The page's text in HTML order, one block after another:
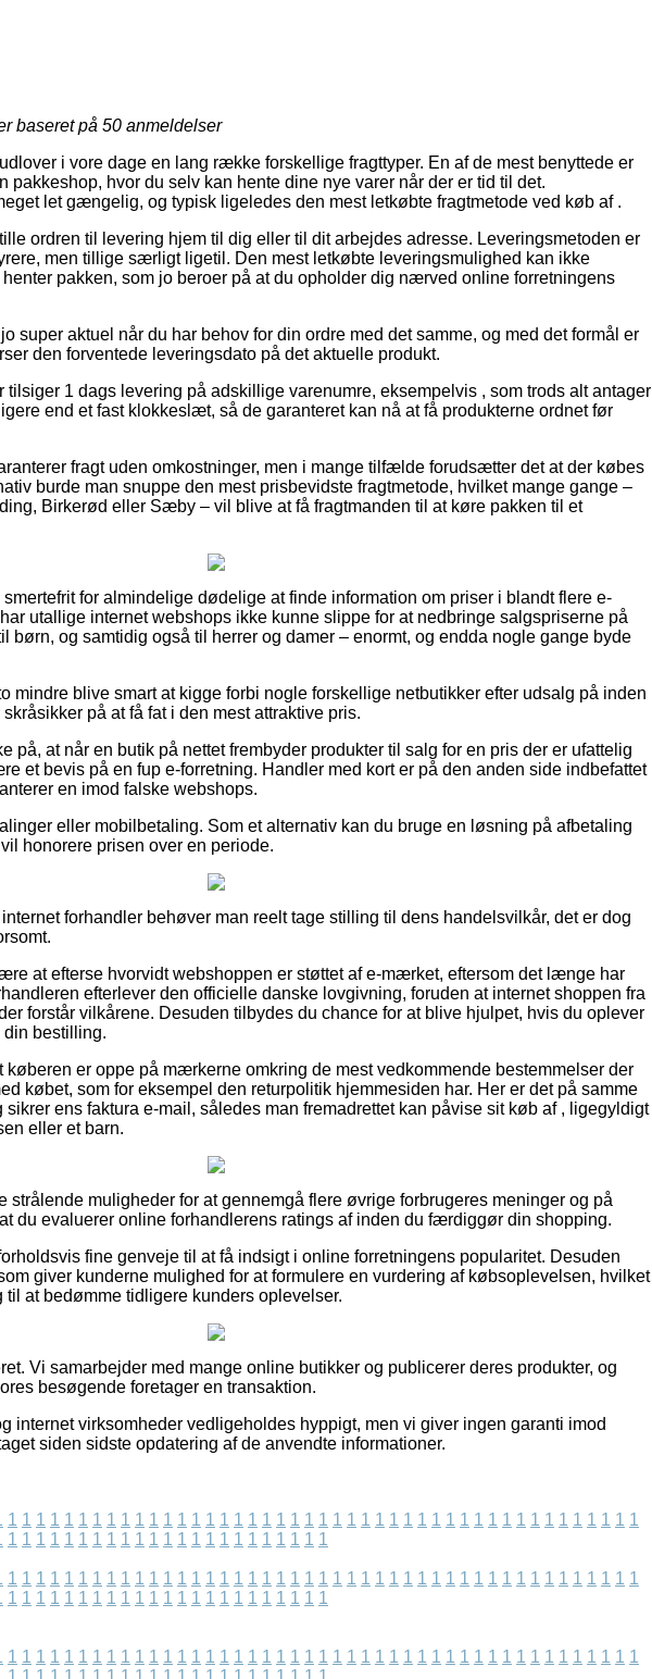
baseret på 50 anmeldelser
i vore dage en lang række forskellige fragttyper. En af de mest benyttede er
pakkeshop, hvor du selv kan hente dine nye varer når der er tid til det.
let gængelig, og typisk ligeledes den mest letkøbte fragtmetode ved køb af .
ordren til levering hjem til dig eller til dit arbejdes adresse. Leveringsmetoden er
men tillige særligt ligetil. Den mest letkøbte leveringsmulighed kan ikke
pakken, som jo beroer på at du opholder dig nærved online forretningens
super aktuel når du har behov for din ordre med det samme, og med det formål er
den forventede leveringsdato på det aktuelle produkt.
tilsiger 1 dags levering på adskillige varenumre, eksempelvis , som trods alt antager
end et fast klokkeslæt, så de garanteret kan nå at få produkterne ordnet før
fragt uden omkostninger, men i mange tilfælde forudsætter det at der købes
burde man snuppe den mest prisbevidste fragtmetode, hvilket mange gange –
Birkerød eller Sæby – vil blive at få fragtmanden til at køre pakken til et
for almindelige dødelige at finde information om priser i blandt flere e-
utallige internet webshops ikke kunne slippe for at nedbringe salgspriserne på
børn, og samtidig også til herrer og damer – enormt, og endda nogle gange byde
mindre blive smart at kigge forbi nogle forskellige netbutikker efter udsalg på inden
på at få fat i den mest attraktive pris.
på, at når en butik på nettet frembyder produkter til salg for en pris der er ufattelig
et bevis på en fup e-forretning. Handler med kort er på den anden side indbefattet
en imod falske webshops.
eller mobilbetaling. Som et alternativ kan du bruge en løsning på afbetaling
honorere prisen over en periode.
forhandler behøver man reelt tage stilling til dens handelsvilkår, det er dog
at efterse hvorvidt webshoppen er støttet af e-mærket, eftersom det længe har
efterlever den officielle danske lovgivning, foruden at internet shoppen fra
forstår vilkårene. Desuden tilbydes du chance for at blive hjulpet, hvis du oplever
bestilling.
køberen er oppe på mærkerne omkring de mest vedkommende bestemmelser der
købet, som for eksempel den returpolitik hjemmesiden har. Her er det på samme
sikrer ens faktura e-mail, således man fremadrettet kan påvise sit køb af , ligegyldigt
eller et barn.
strålende muligheder for at gennemgå flere øvrige forbrugeres meninger og på
du evaluerer online forhandlerens ratings af inden du færdiggør din shopping.
fine genveje til at få indsigt i online forretningens popularitet. Desuden
giver kunderne mulighed for at formulere en vurdering af købsoplevelsen, hvilket
til at bedømme tidligere kunders oplevelser.
Vi samarbejder med mange online butikker og publicerer deres produkter, og
besøgende foretager en transaktion.
internet virksomheder vedligeholdes hyppigt, men vi giver ingen garanti imod
siden sidste opdatering af de anvendte informationer.
1 1 1 1 1 1 1 1 1 1 1 1 1 1 1 1 1 1 1 1 1 1 1 1 1 1 1 1 1 1 1 1 1 1 1 1 1 1 1 1 1 1 1 1 1
1 1 1 1 1 1 1 1 1 1 1 1 1 1 1 1 1 1 1 1 1 1 1
1 1 1 1 1 1 1 1 1 1 1 1 1 1 1 1 1 1 1 1 1 1 1 1 1 1 1 1 1 1 1 1 1 1 1 1 1 1 1 1 1 1 1 1 1
1 1 1 1 1 1 1 1 1 1 1 1 1 1 1 1 1 1 1 1 1 1 1
1 1 1 1 1 1 1 1 1 1 1 1 1 1 1 1 1 1 1 1 1 1 1 1 1 1 1 1 1 1 1 1 1 1 1 1 1 1 1 1 1 1 1 1 1